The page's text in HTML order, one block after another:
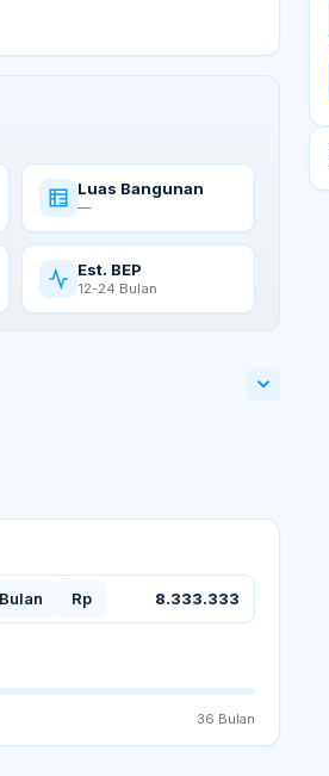
Luas Bangunan
—
Est. BEP
12-24 Bulan
Bulan Rp 8.333.333
36 Bulan